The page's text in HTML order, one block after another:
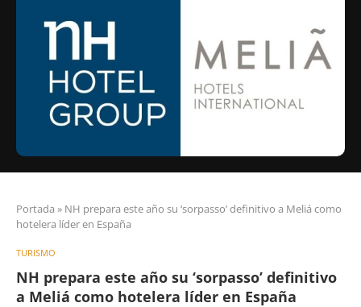
Portada » NH prepara este año su ‘sorpasso’ definitivo a Meliá como
hotelera líder en España
TURISMO
NH prepara este año su ‘sorpasso’ definitivo
a Meliá como hotelera líder en España